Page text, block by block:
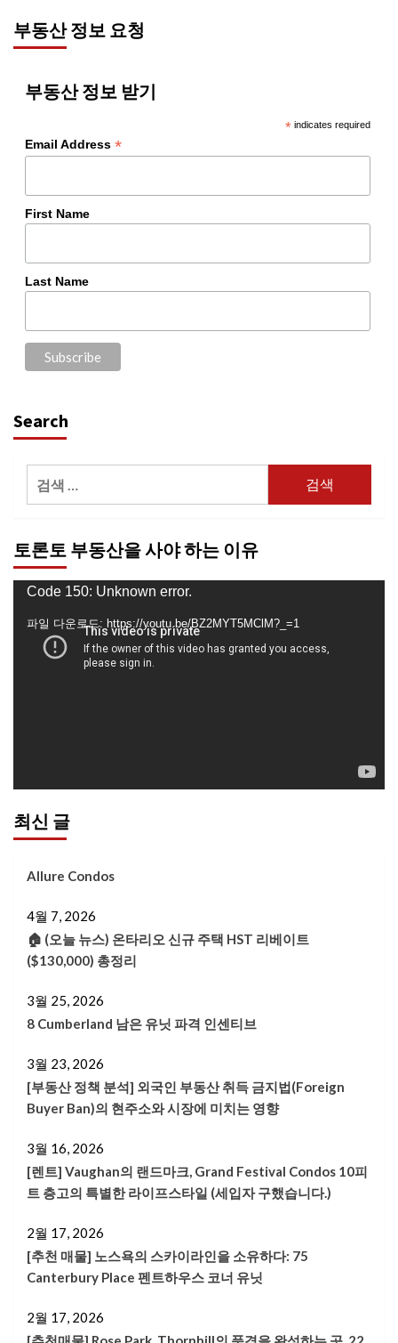
부동산 정보 요청
부동산 정보 받기
*indicates required
Email Address *
First Name
Last Name
Search
검
색:
토론토 부동산을 사야 하는 이유
동
영
Code 150: Unknown error.
파일 다운로드: https://youtu.be/BZ2MYT5MClM?_=1
최신 글
Allure Condos
4월 7, 2026
🏠 (오늘 뉴스) 온타리오 신규 주택 HST 리베이트
($130,000) 총정리
3월 25, 2026
8 Cumberland 남은 유닛 파격 인센티브
3월 23, 2026
[부동산 정책 분석] 외국인 부동산 취득 금지법(Foreign
Buyer Ban)의 현주소와 시장에 미치는 영향
3월 16, 2026
[렌트] Vaughan의 랜드마크, Grand Festival Condos 10피
트 층고의 특별한 라이프스타일 (세입자 구했습니다.)
2월 17, 2026
[추천 매물] 노스욕의 스카이라인을 소유하다: 75
Canterbury Place 펜트하우스 코너 유닛
2월 17, 2026